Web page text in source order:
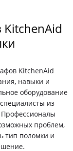
KitchenAid
навыки и
оборудование
из
Профессионалы
проблем,
тип поломки и